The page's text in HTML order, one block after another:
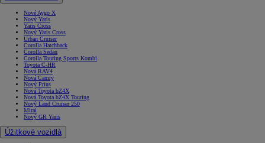
Nové Aygo X
Nový Yaris
Yaris Cross
Nový Yaris Cross
Urban Cruiser
Corolla Hatchback
Corolla Sedan
Corolla Touring Sports Kombi
Toyota C-HR
Nová RAV4
Nová Camry
Nový Prius
Nová Toyota bZ4X
Nová Toyota bZ4X Touring
Nový Land Cruiser 250
Mirai
Nový GR Yaris
Úžitkové vozidlá